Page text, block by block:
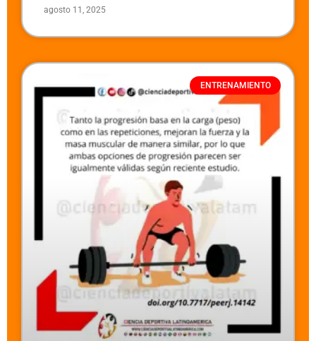
agosto 11, 2025
ENTRENAMIENTO